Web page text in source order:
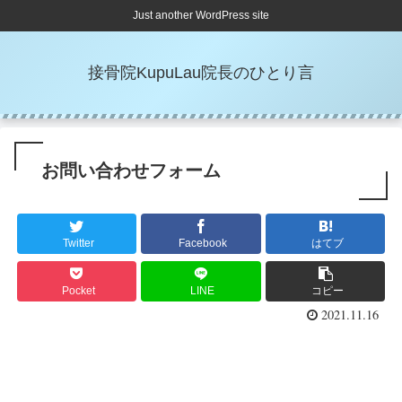
Just another WordPress site
接骨院KupuLau院長のひとり言
お問い合わせフォーム
Twitter Facebook はてブ
Pocket LINE コピー
2021.11.16